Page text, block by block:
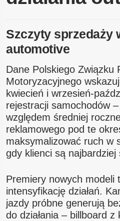
Szczyty sprzedaży
automotive
Dane Polskiego Związku
Motoryzacyjnego
kwiecień i wrzesień-
rejestracji samochodów
względem średniej
reklamowego pod te
maksymalizować ruch w
gdy klienci są najbardziej
Premiery nowych modeli
intensyfikację działań.
jazdy próbne generują
do działania – billboard z